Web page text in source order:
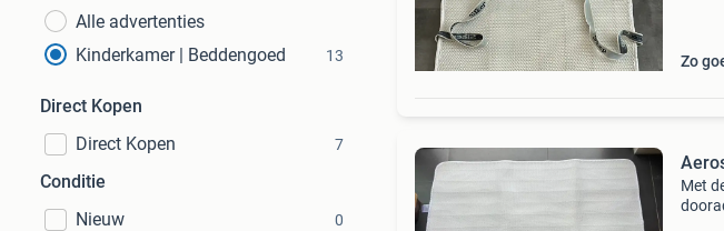
Alle advertenties
Kinderkamer | Beddengoed
13
Direct Kopen
Direct Kopen
7
Conditie
Nieuw
0
Zo
Met